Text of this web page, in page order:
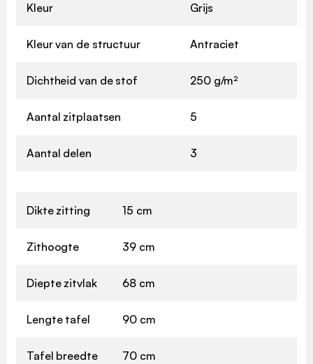
Kleur Grijs
Kleur van de structuur Antraciet
Dichtheid van de stof 250 g/m²
Aantal zitplaatsen 5
Aantal delen 3
Dikte zitting 15 cm
Zithoogte 39 cm
Diepte zitvlak 68 cm
Lengte tafel 90 cm
Tafel breedte 70 cm